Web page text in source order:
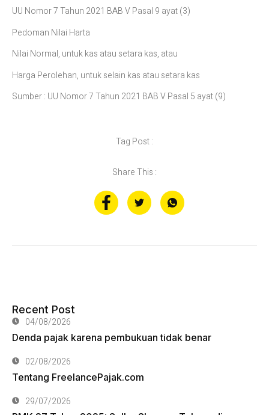
UU Nomor 7 Tahun 2021 BAB V Pasal 9 ayat (3)
Pedoman Nilai Harta
Nilai Normal, untuk kas atau setara kas, atau
Harga Perolehan, untuk selain kas atau setara kas
Sumber : UU Nomor 7 Tahun 2021 BAB V Pasal 5 ayat (9)
Tag Post :
Share This :
Recent Post
04/08/2026
Denda pajak karena pembukuan tidak benar
02/08/2026
Tentang FreelancePajak.com
29/07/2026